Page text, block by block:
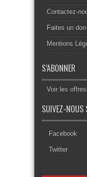
Contactez-
Faites un don
Mentions
S’ABONNER
Voir les
SUIVEZ-NOUS
Facebook
Twitter